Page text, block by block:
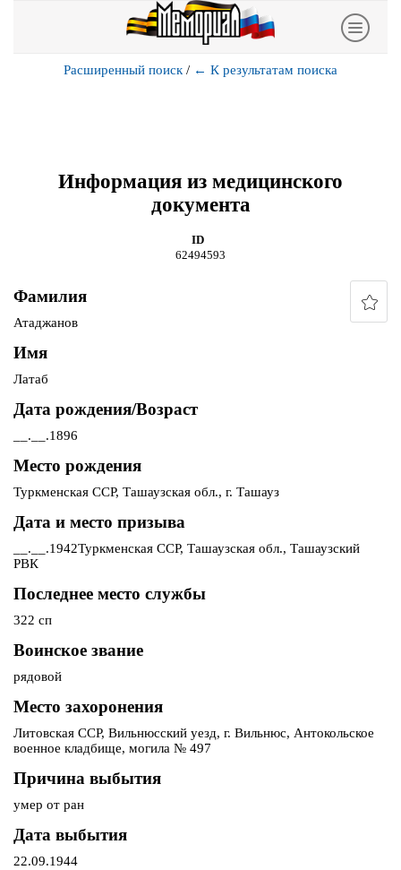
Расширенный поиск / ← К результатам поиска
Информация из медицинского
документа
ID
62494593
Фамилия
Атаджанов
Имя
Латаб
Дата рождения/Возраст
__.__.1896
Место рождения
Туркменская ССР, Ташаузская обл., г. Ташауз
Дата и место призыва
__.__.1942Туркменская ССР, Ташаузская обл., Ташаузский
РВК
Последнее место службы
322 сп
Воинское звание
рядовой
Место захоронения
Литовская ССР, Вильнюсский уезд, г. Вильнюс, Антокольское
военное кладбище, могила № 497
Причина выбытия
умер от ран
Дата выбытия
22.09.1944